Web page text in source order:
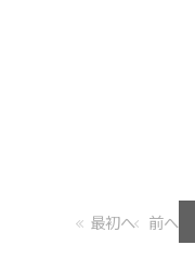
最初へ 前へ